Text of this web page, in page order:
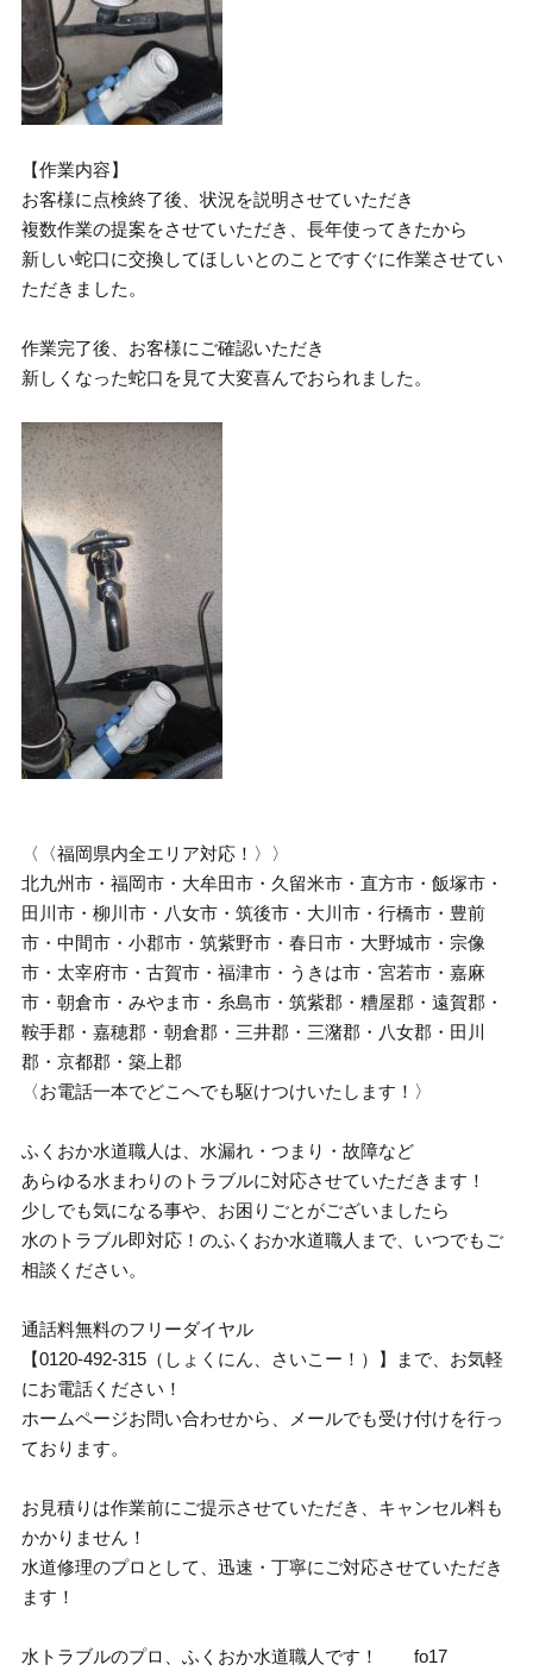
【作業内容】
お客様に点検終了後、状況を説明させていただき
複数作業の提案をさせていただき、長年使ってきたから
新しい蛇口に交換してほしいとのことですぐに作業させてい
ただきました。
作業完了後、お客様にご確認いただき
新しくなった蛇口を見て大変喜んでおられました。
〈〈福岡県内全エリア対応！〉〉
北九州市・福岡市・大牟田市・久留米市・直方市・飯塚市・
田川市・柳川市・八女市・筑後市・大川市・行橋市・豊前
市・中間市・小郡市・筑紫野市・春日市・大野城市・宗像
市・太宰府市・古賀市・福津市・うきは市・宮若市・嘉麻
市・朝倉市・みやま市・糸島市・筑紫郡・糟屋郡・遠賀郡・
鞍手郡・嘉穂郡・朝倉郡・三井郡・三潴郡・八女郡・田川
郡・京都郡・築上郡
〈お電話一本でどこへでも駆けつけいたします！〉
ふくおか水道職人は、水漏れ・つまり・故障など
あらゆる水まわりのトラブルに対応させていただきます！
少しでも気になる事や、お困りごとがございましたら
水のトラブル即対応！のふくおか水道職人まで、いつでもご
相談ください。
通話料無料のフリーダイヤル
【0120-492-315（しょくにん、さいこー！）】まで、お気軽
にお電話ください！
ホームページお問い合わせから、メールでも受け付けを行っ
ております。
お見積りは作業前にご提示させていただき、キャンセル料も
かかりません！
水道修理のプロとして、迅速・丁寧にご対応させていただき
ます！
水トラブルのプロ、ふくおか水道職人です！ fo17